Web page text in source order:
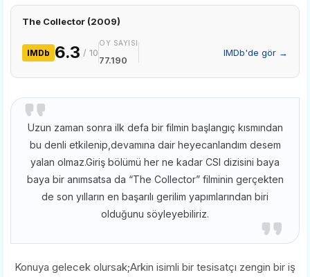
The Collector (2009)
IMDb 6.3 / 10
OY SAYISI
77.190
IMDb'de gör →
Uzun zaman sonra ilk defa bir filmin başlangıç kısmından
bu denli etkilenip,devamına dair heyecanlandım desem
yalan olmaz.Giriş bölümü her ne kadar CSI dizisini baya
baya bir anımsatsa da “The Collector” filminin gerçekten
de son yılların en başarılı gerilim yapımlarından biri
olduğunu söyleyebiliriz.
Konuya gelecek olursak;Arkin isimli bir tesisatçı zengin bir iş